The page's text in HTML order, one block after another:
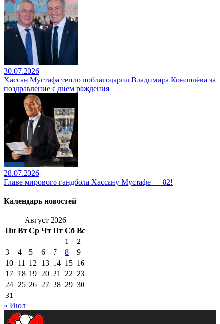
30.07.2026
Хассан Мустафа тепло поблагодарил Владимира Коноплёва за
поздравление с днем рождения
28.07.2026
Главе мирового гандбола Хассану Мустафе — 82!
Календарь новостей
Август 2026
Пн Вт Ср Чт Пт Сб Вс
1
2
3
4 5 6 7 8
9
10 11 12 13 14 15 16
17 18 19 20 21 22 23
24 25 26 27 28 29 30
31
« Июл